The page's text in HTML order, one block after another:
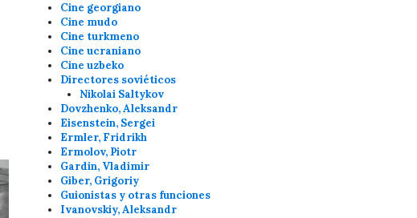
Cine georgiano
Cine mudo
Cine turkmeno
Cine ucraniano
Cine uzbeko
Directores soviéticos
Nikolai Saltykov
Dovzhenko, Aleksandr
Eisenstein, Sergei
Ermler, Fridrikh
Ermolov, Piotr
Gardin, Vladimir
Giber, Grigoriy
Guionistas y otras funciones
Ivanovskiy, Aleksandr